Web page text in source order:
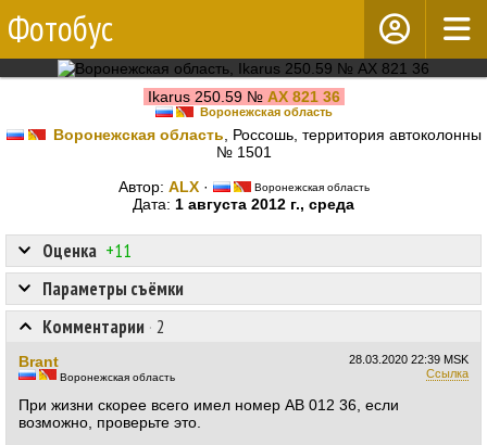
Фотобус
Ikarus 250.59 № АХ 821 36
Воронежская область
Воронежская область , Россошь, территория автоколонны
№ 1501
Автор: ALX· Воронежская область
Дата: 1 августа 2012 г., среда
Оценка +11
Параметры съёмки
Комментарии · 2
28.03.2020 22:39 MSK
Ссылка
Brant
Воронежская область
При жизни скорее всего имел номер АВ 012 36, если
возможно, проверьте это.